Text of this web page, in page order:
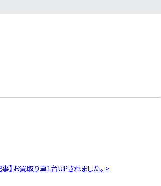
事】お買取り車1台UPされました。 >